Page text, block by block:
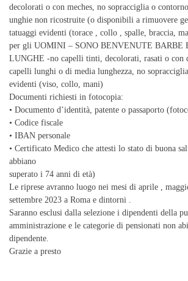
decolorati o con meches, no sopracciglia o
unghie non ricostruite (o disponibili a rimuovere
tatuaggi evidenti (torace , collo , spalle, braccia,
per gli UOMINI – SONO BENVENUTE BARBE
LUNGHE -no capelli tinti, decolorati, rasati o con
capelli lunghi o di media lunghezza, no
evidenti (viso, collo, mani)
Documenti richiesti in fotocopia:
• Documento d’identità, patente o passaporto
• Codice fiscale
• IBAN personale
• Certificato Medico che attesti lo stato di buona
abbiano
superato i 74 anni di età)
Le riprese avranno luogo nei mesi di aprile ,
settembre 2023 a Roma e dintorni .
Saranno esclusi dalla selezione i dipendenti della
amministrazione e le categorie di pensionati non
dipendente.
Grazie a presto